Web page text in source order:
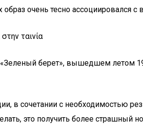
очень тесно ассоциировался
берет», вышедшем летом
в сочетании с необходимостью
это получить более страшный